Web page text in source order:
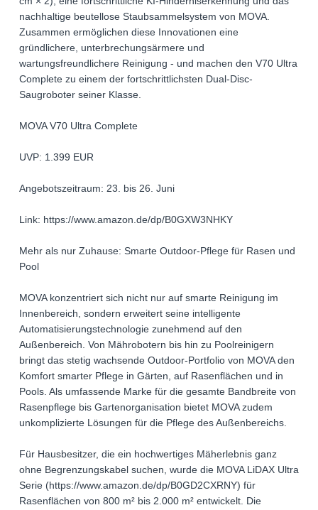
nachhaltige beutellose Staubsammelsystem von MOVA.
Zusammen ermöglichen diese Innovationen eine
gründlichere, unterbrechungsärmere und
wartungsfreundlichere Reinigung - und machen den V70 Ultra
Complete zu einem der fortschrittlichsten Dual-Disc-
Saugroboter seiner Klasse.
MOVA V70 Ultra Complete
UVP: 1.399 EUR
Angebotszeitraum: 23. bis 26. Juni
Link: https://www.amazon.de/dp/B0GXW3NHKY
Mehr als nur Zuhause: Smarte Outdoor-Pflege für Rasen und
Pool
MOVA konzentriert sich nicht nur auf smarte Reinigung im
Innenbereich, sondern erweitert seine intelligente
Automatisierungstechnologie zunehmend auf den
Außenbereich. Von Mährobotern bis hin zu Poolreinigern
bringt das stetig wachsende Outdoor-Portfolio von MOVA den
Komfort smarter Pflege in Gärten, auf Rasenflächen und in
Pools. Als umfassende Marke für die gesamte Bandbreite von
Rasenpflege bis Gartenorganisation bietet MOVA zudem
unkomplizierte Lösungen für die Pflege des Außenbereichs.
Für Hausbesitzer, die ein hochwertiges Mäherlebnis ganz
ohne Begrenzungskabel suchen, wurde die MOVA LiDAX Ultra
Serie (https://www.amazon.de/dp/B0GD2CXRNY) für
Rasenflächen von 800 m² bis 2.000 m² entwickelt. Die